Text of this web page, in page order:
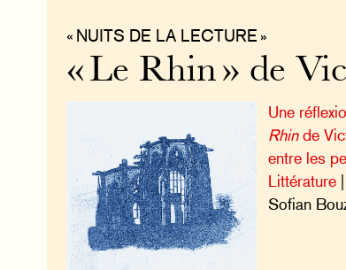
« NUITS DE LA LECTURE »
« Le Rhin » de
Une
Rhinde
entre les
Littérature
Sofian